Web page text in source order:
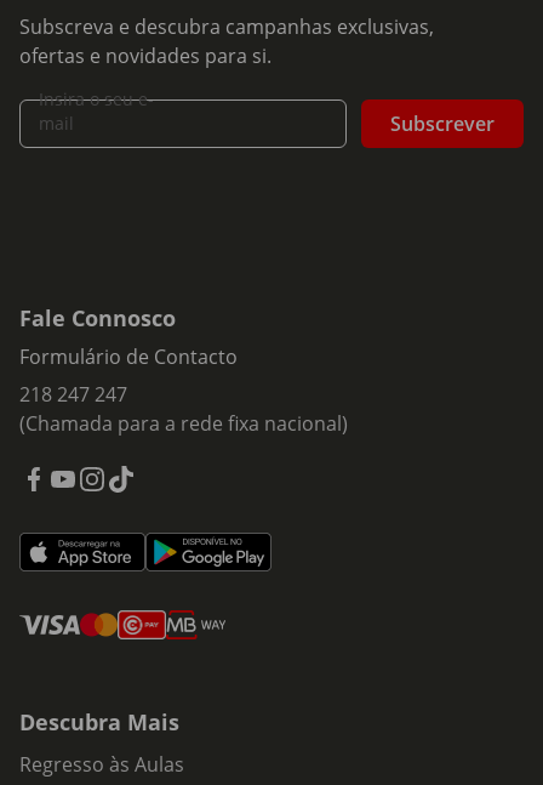
Subscreva e descubra campanhas exclusivas,
ofertas e novidades para si.
Insira o seu e-
mail
Subscrever
Fale Connosco
Formulário de Contacto
218 247 247
(Chamada para a rede fixa nacional)
Descubra Mais
Regresso às Aulas